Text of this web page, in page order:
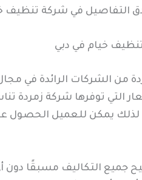
التفاصيل في شركة
خيام في دبي
من الشركات الرائدة في
التي توفرها شركة زمردة
يمكن للعميل الحصول
جميع التكاليف مسبقًا